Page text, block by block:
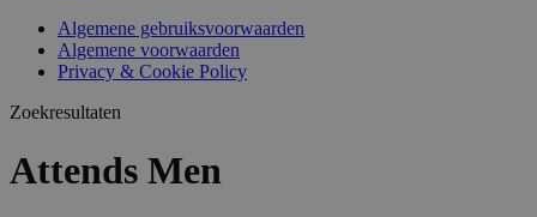
Algemene gebruiksvoorwaarden
Algemene voorwaarden
Privacy & Cookie Policy
Zoekresultaten
Attends Men